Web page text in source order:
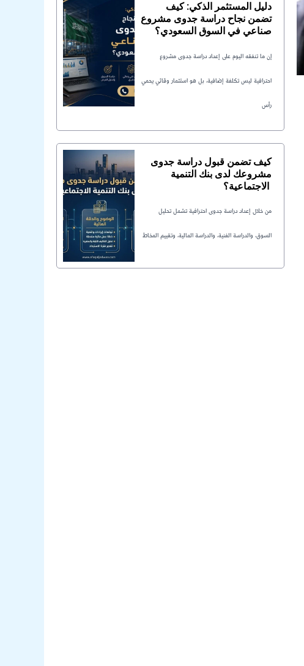
دليل المستثمر الذكي: كيف
تضمن نجاح دراسة جدوى مشروع
صناعي في السوق السعودي؟
إن ما تنفقه اليوم على إعداد دراسة جدوى مشروع
احترافية ليس تكلفة إضافية، بل هو استثمار وقائي يحمي
رأس
كيف تضمن قبول دراسة جدوى
مشروعك لدى بنك التنمية
من خلال إعداد دراسة جدوى احترافية تشمل تحليل
السوق، والدراسة الفنية، والدراسة المالية، وتقييم المخاط